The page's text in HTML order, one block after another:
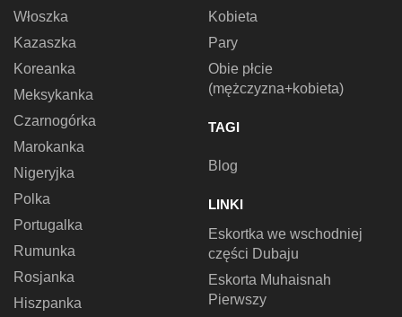
Włoszka
Kazaszka
Koreanka
Meksykanka
Czarnogórka
Marokanka
Nigeryjka
Polka
Portugalka
Rumunka
Rosjanka
Hiszpanka
Kobieta
Pary
Obie płcie
(mężczyzna+kobieta)
TAGI
Blog
LINKI
Eskortka we wschodniej
części Dubaju
Eskorta Muhaisnah
Pierwszy